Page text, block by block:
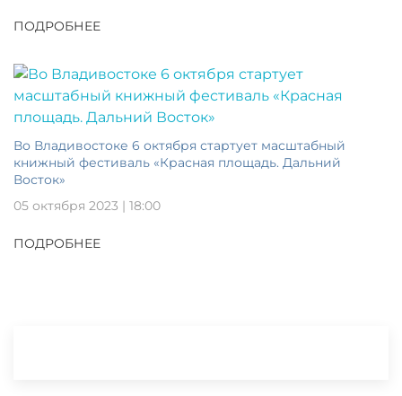
ПОДРОБНЕЕ
Во Владивостоке 6 октября стартует масштабный
книжный фестиваль «Красная площадь. Дальний
Восток»
05 октября 2023 | 18:00
ПОДРОБНЕЕ